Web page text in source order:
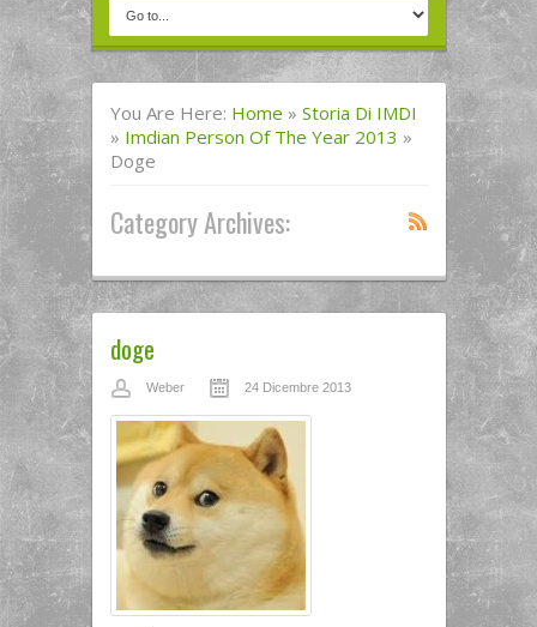
You Are Here: Home » Storia Di IMDI
» Imdian Person Of The Year 2013 »
Doge
Category Archives:
doge
Weber 24 Dicembre 2013